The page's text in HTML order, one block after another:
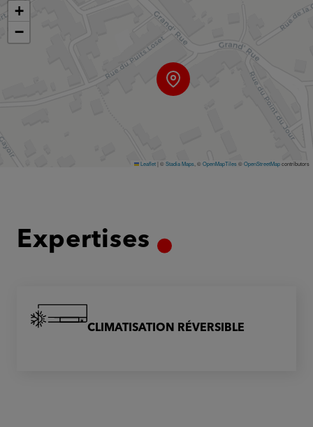
+
−
Leaflet| ©Stadia Maps , ©OpenMapTiles©OpenStreetMapcontributors
Expertises
CLIMATISATION RÉVERSIBLE